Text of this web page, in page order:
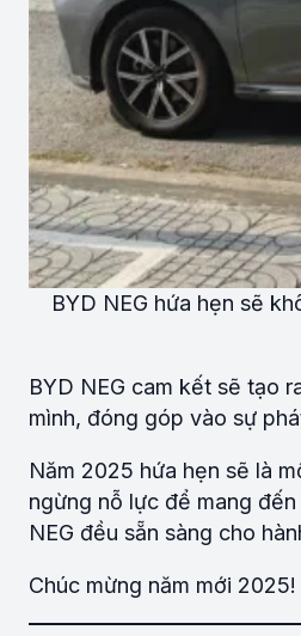
BYD NEG hứa hẹn sẽ
BYD NEG cam kết sẽ tạo
mình, đóng góp vào sự
Năm 2025 hứa hẹn sẽ là
ngừng nỗ lực để mang
NEG đều sẵn sàng cho
Chúc mừng năm mới